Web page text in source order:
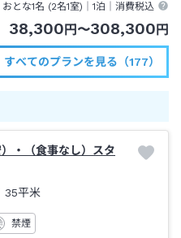
おとな1名 (2名1室)｜1泊 ｜消費税込
38,300円〜308,300円
すべてのプランを見る（177）
・（食事なし）スタ
35平米
禁煙